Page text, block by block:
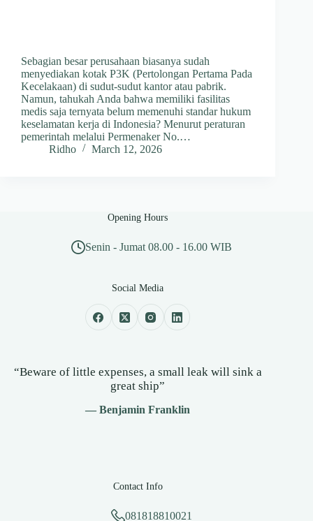
Sebagian besar perusahaan biasanya sudah
menyediakan kotak P3K (Pertolongan Pertama Pada
Kecelakaan) di sudut-sudut kantor atau pabrik.
Namun, tahukah Anda bahwa memiliki fasilitas
medis saja ternyata belum memenuhi standar hukum
keselamatan kerja di Indonesia? Menurut peraturan
pemerintah melalui Permenaker No.…
Ridho
March 12, 2026
Opening Hours
Senin - Jumat 08.00 - 16.00 WIB
Social Media
“Beware of little expenses, a small leak will sink a
great ship”
— Benjamin Franklin
Contact Info
081818810021